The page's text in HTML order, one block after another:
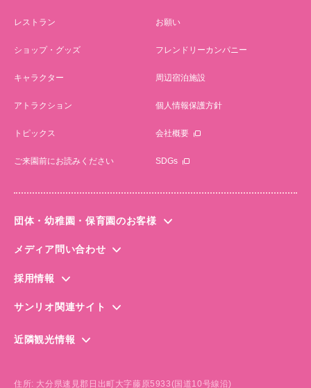
レストラン お願い
ショップ・グッズ フレンドリーカンパニー
キャラクター 周辺宿泊施設
アトラクション 個人情報保護方針
トピックス 会社概要
ご来園前にお読みください SDGs
団体・幼稚園・保育園のお客様
幼稚園・保育園
各種団体
メディア問い合わせ
採用情報
アルバイト情報
サンリオ関連サイト
サンリオピューロランド
サンリオエンターテイメント公式サイト
近隣観光情報
住所: 大分県速見郡日出町大字藤原5933(国道10号線沿)